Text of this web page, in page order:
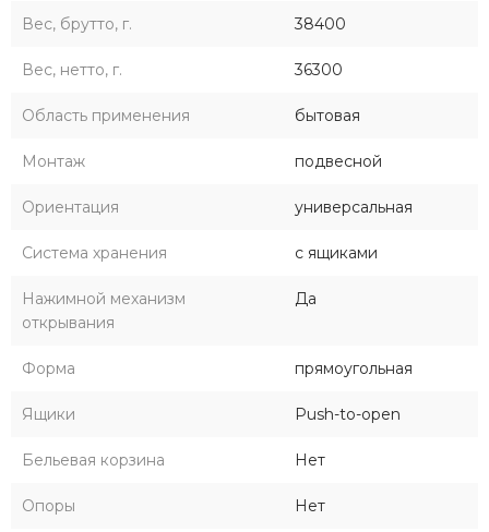
Вес, брутто, г. 38400
Вес, нетто, г. 36300
Область применения бытовая
Монтаж подвесной
Ориентация универсальная
Система хранения с ящиками
Нажимной механизм
открывания
Да
Форма прямоугольная
Ящики Push-to-open
Бельевая корзина Нет
Опоры Нет